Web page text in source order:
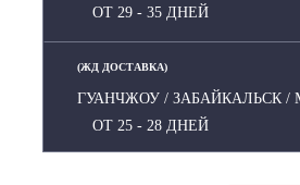
ОТ 29 - 35 ДНЕЙ
(ЖД ДОСТАВКА)
ГУАНЧЖОУ / ЗАБАЙКАЛЬСК /
ОТ 25 - 28 ДНЕЙ